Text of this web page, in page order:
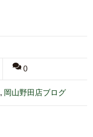
0
, 岡山野田店ブログ